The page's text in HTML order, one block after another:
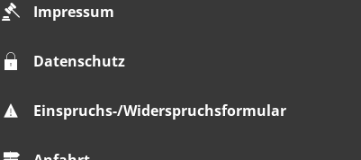
Impressum
Datenschutz
Einspruchs-/Widerspruchsformular